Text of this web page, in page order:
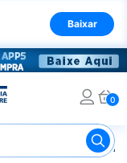
Baixar
0
Desodorante